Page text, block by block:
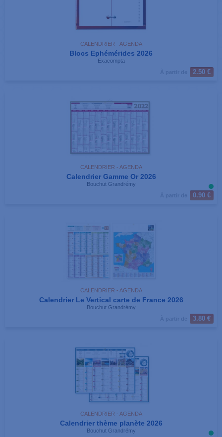
CALENDRIER - AGENDA
Blocs Ephémérides 2026
Exacompta
2.50 €
CALENDRIER - AGENDA
Calendrier Gamme Or 2026
Bouchut Grandrémy
0.90 €
CALENDRIER - AGENDA
Calendrier Le Vertical carte de France 2026
Bouchut Grandrémy
3.80 €
CALENDRIER - AGENDA
Calendrier thème planète 2026
Bouchut Grandrémy